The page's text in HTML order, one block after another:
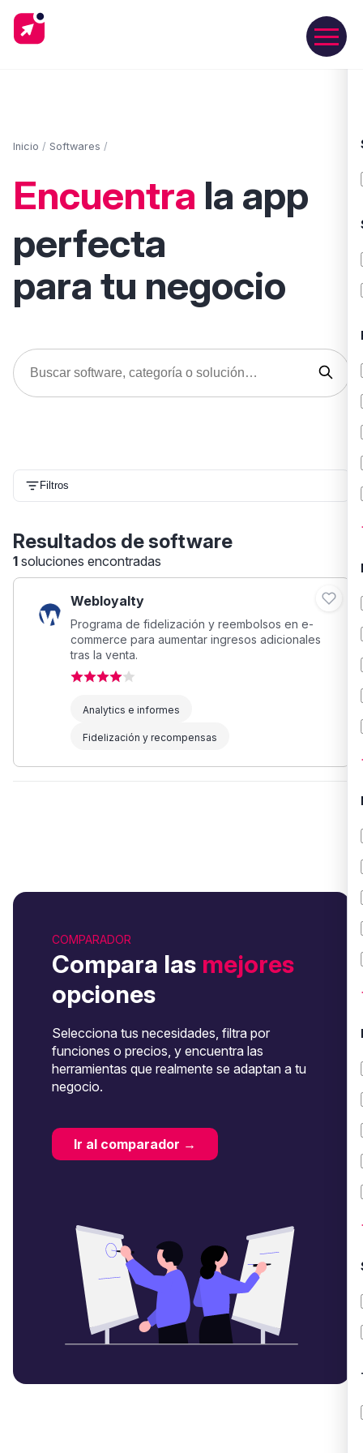
Inicio / Softwares /
Encuentra la app
perfecta
para tu negocio
Filtros
Resultados de software
1 soluciones encontradas
Webloyalty
Programa de fidelización y reembolsos en e-
commerce para aumentar ingresos adicionales
tras la venta.
Analytics e informes
Fidelización y recompensas
COMPARADOR
Compara las mejores
opciones
Selecciona tus necesidades, filtra por
funciones o precios, y encuentra las
herramientas que realmente se adaptan a tu
negocio.
Ir al comparador →